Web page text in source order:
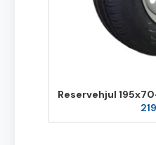
Reservehjul